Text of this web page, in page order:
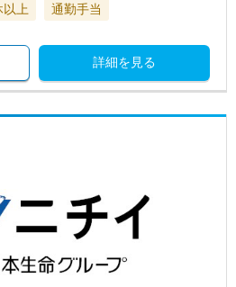
上 通勤手当
詳細を見る